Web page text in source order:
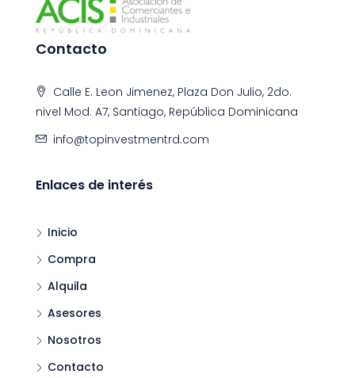
Contacto
Calle E. Leon Jimenez, Plaza Don Julio, 2do.
nivel Mod. A7, Santiago, República Dominicana
info@topinvestmentrd.com
Enlaces de interés
Inicio
Compra
Alquila
Asesores
Nosotros
Contacto